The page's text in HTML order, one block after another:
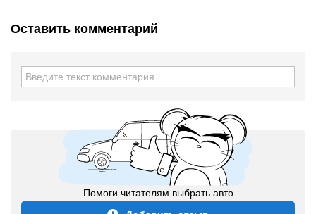
Оставить комментарий
Помоги читателям выбрать авто